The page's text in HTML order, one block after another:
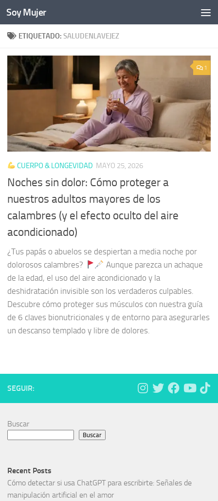
Bajo el contenido
Soy Mujer
ETIQUETADO: SALUDENLAVEJEZ
1
CUERPO & LONGEVIDAD MAYO 25, 2026
Noches sin dolor: Cómo proteger a
nuestros adultos mayores de los
calambres (y el efecto oculto del aire
acondicionado)
¿Tus papás o abuelos se despiertan a media noche por
dolorosos calambres?
Aunque parezca un achaque
de la edad, el uso del aire acondicionado y la
deshidratación invisible son los verdaderos culpables.
Descubre cómo proteger sus músculos con nuestra guía
de 6 claves bionutricionales y de entorno para asegurarles
un descanso templado y libre de dolores.
SEGUIR:
Buscar
Buscar
Recent Posts
Cómo detectar si usa ChatGPT para escribirte: Señales de
manipulación artificial en el amor